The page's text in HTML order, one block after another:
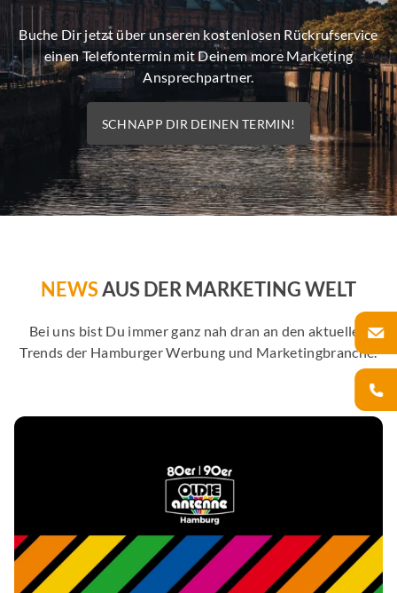
Buche Dir jetzt über unseren kostenlosen Rückrufservice
einen Telefontermin mit Deinem more Marketing
Ansprechpartner.
SCHNAPP DIR DEINEN TERMIN!
NEWSAUS DER MARKETING WELT
Bei uns bist Du immer ganz nah dran an den aktuellen
Trends der Hamburger Werbung und Marketingbranche.